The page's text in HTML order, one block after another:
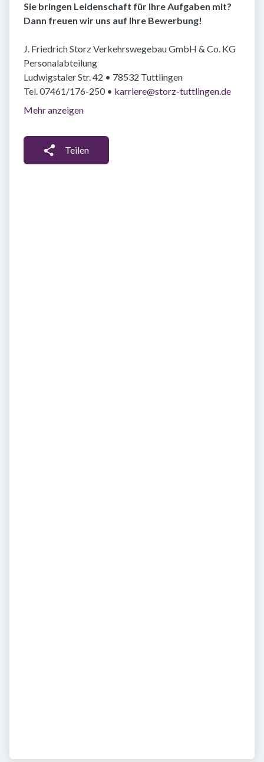
Sie bringen Leidenschaft für Ihre Aufgaben mit?
Dann freuen wir uns auf Ihre Bewerbung!
J. Friedrich Storz Verkehrswegebau GmbH & Co. KG
Personalabteilung
Ludwigstaler Str. 42 • 78532 Tuttlingen
Tel. 07461/176-250 • karriere@storz-tuttlingen.de
Mehr anzeigen
Teilen